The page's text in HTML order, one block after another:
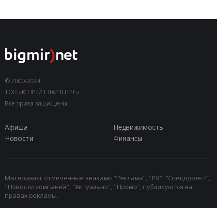
© 2000-2024,
ТОВ «КЕПРЕЙТ ПАРТНЕРС».
Все права защищены.
Афиша
Недвижимость
Новости
Финансы
Материалы, отмеченные знаками "Реклама", "PR", "Спецпроект",
"Новости компаний", "Актуально", "Промо", публикуются на
правах рекламы.